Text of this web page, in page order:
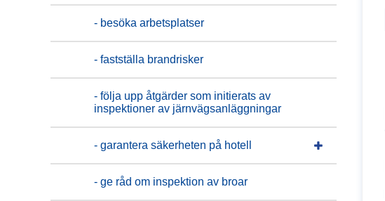
- besöka arbetsplatser
- fastställa brandrisker
- följa upp åtgärder som initierats av
inspektioner av järnvägsanläggningar
- garantera säkerheten på hotell
- ge råd om inspektion av broar